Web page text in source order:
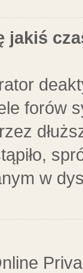
jakiś
forów
w